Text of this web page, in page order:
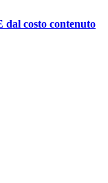
costo contenuto